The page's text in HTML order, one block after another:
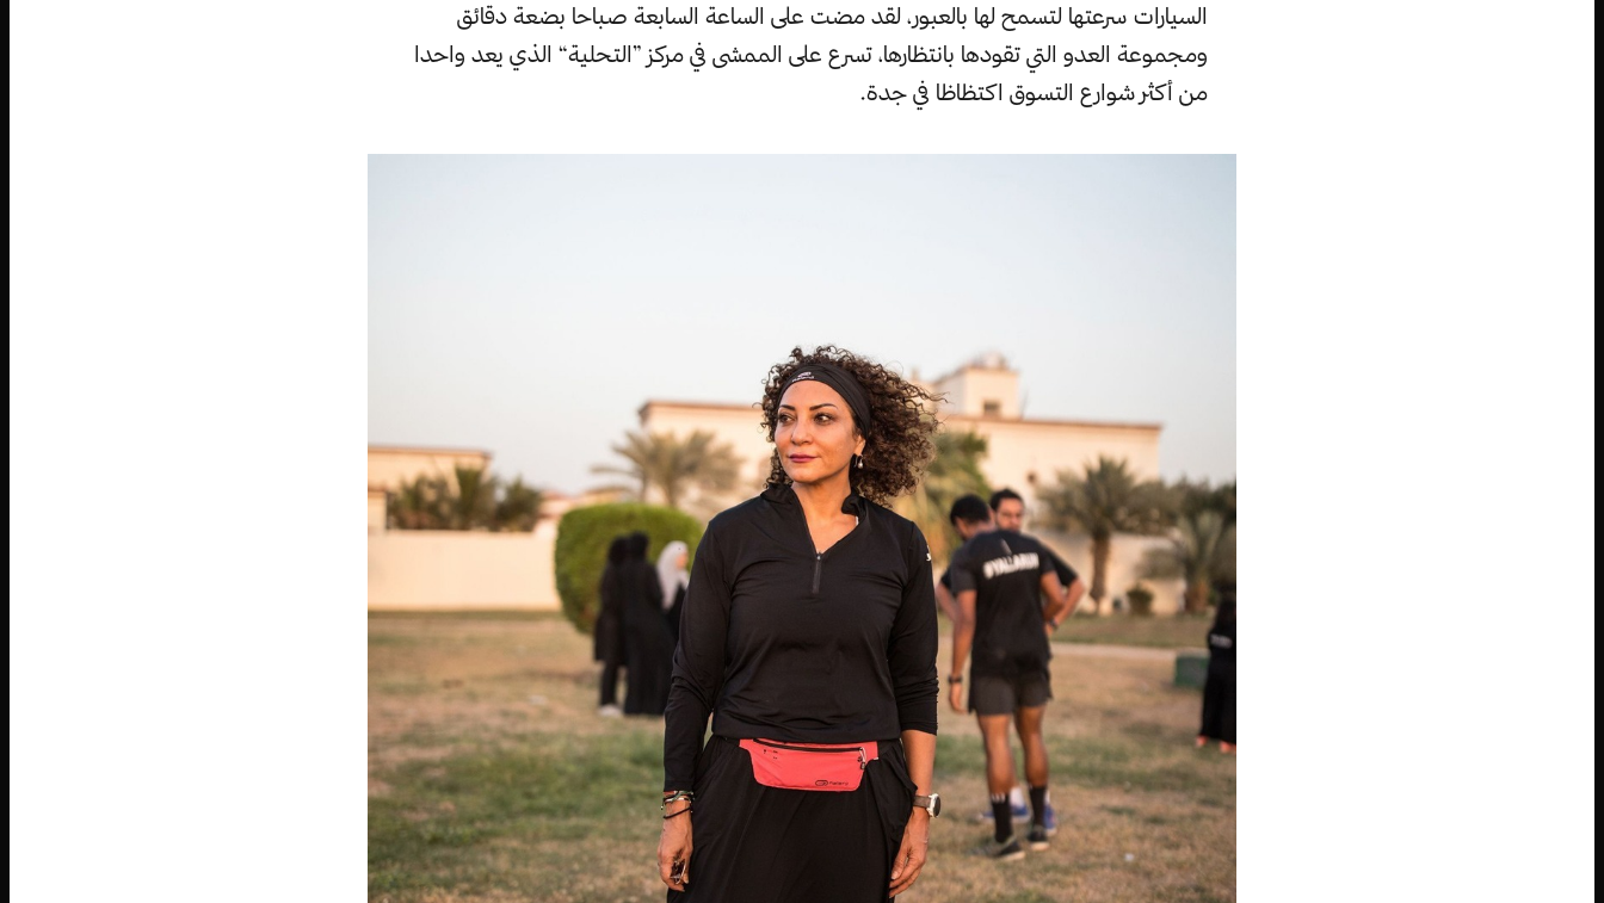
السيارات سرعتها لتسمح لها بالعبور، لقد مضت على الساعة السابعة صباحا بضعة دقائق
ومجموعة العدو التي تقودها بانتظارها، تسرع على الممشى في مركز ”التحلية“ الذي يعد واحدا
من أكثر شوارع التسوق اكتظاظا في جدة.